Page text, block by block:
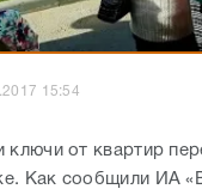
15:54
ключи от квартир
Как сообщили ИА